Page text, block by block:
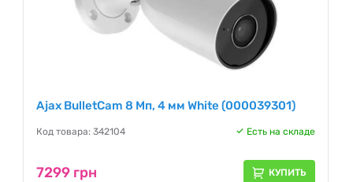
Ajax BulletCam 8 Мп, 4 мм White (000039301)
Код товара: 342104 Есть на складе
7299 грн КУПИТЬ